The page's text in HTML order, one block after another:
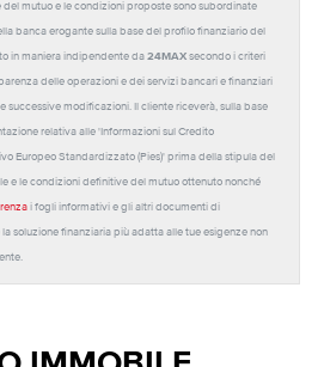
mutuo e le condizioni proposte sono subordinate
banca erogante sulla base del profilo finanziario del
in maniera indipendente da 24MAX secondo i criteri
delle operazioni e dei servizi bancari e finanziari
modificazioni. Il cliente riceverà, sulla base
relativa alle 'Informazioni sul Credito
Europeo Standardizzato (Pies)' prima della stipula del
e le condizioni definitive del mutuo ottenuto nonché
i fogli informativi e gli altri documenti di
soluzione finanziaria più adatta alle tue esigenze non